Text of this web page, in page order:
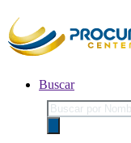
Buscar
Búsqueda
de
productos